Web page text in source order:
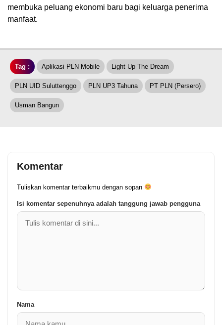
membuka peluang ekonomi baru bagi keluarga penerima
manfaat.
Tag : Aplikasi PLN Mobile Light Up The Dream
PLN UID Suluttenggo PLN UP3 Tahuna PT PLN (Persero)
Usman Bangun
Komentar
Tuliskan komentar terbaikmu dengan sopan
Isi komentar sepenuhnya adalah tanggung jawab pengguna
Nama